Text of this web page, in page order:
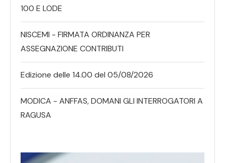
100 E LODE
NISCEMI - FIRMATA ORDINANZA PER
ASSEGNAZIONE CONTRIBUTI
Edizione delle 14.00 del 05/08/2026
MODICA - ANFFAS, DOMANI GLI INTERROGATORI A
RAGUSA